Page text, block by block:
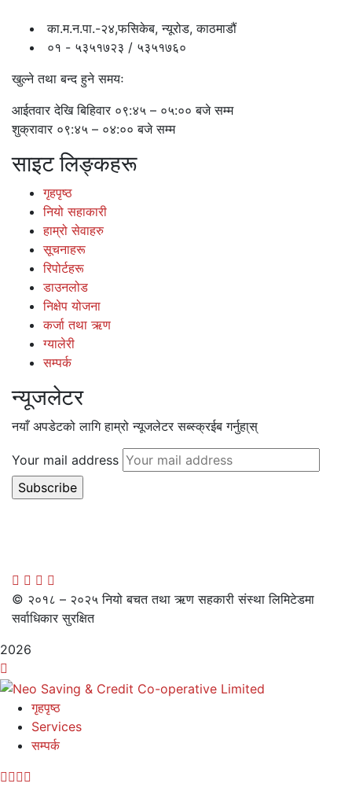
का.म.न.पा.-२४,फसिकेब, न्यूरोड, काठमाडौं
०१ - ५३५१७२३ / ५३५१७६०
खुल्ने तथा बन्द हुने समयः
आईतवार देखि बिहिवार ०९:४५ – ०५:०० बजे सम्म
शुक्रावार ०९:४५ – ०४:०० बजे सम्म
साइट लिङ्कहरू
गृहपृष्ठ
नियो सहाकारी
हाम्रो सेवाहरु
सूचनाहरू
रिपोर्टहरू
डाउनलोड
निक्षेप योजना
कर्जा तथा ऋण
ग्यालेरी
सम्पर्क
न्यूजलेटर
नयाँ अपडेटको लागि हाम्रो न्यूजलेटर सब्स्क्रईब गर्नुहा्स्
Your mail address
© २०१८ – २०२५ नियो बचत तथा ऋण सहकारी संस्था लिमिटेडमा
सर्वाधिकार सुरक्षित
2026
गृहपृष्ठ
Services
सम्पर्क